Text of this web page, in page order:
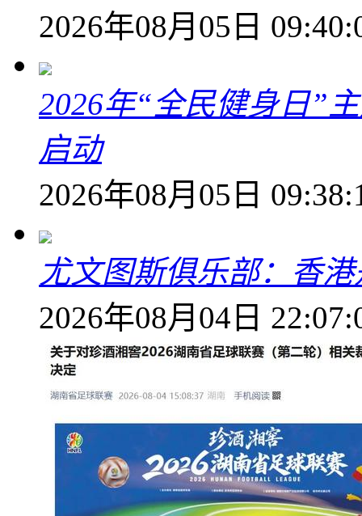
2026年08月05日
2026年“全民健身日”
启动
2026年08月05日
尤文图斯俱乐部：香
2026年08月04日